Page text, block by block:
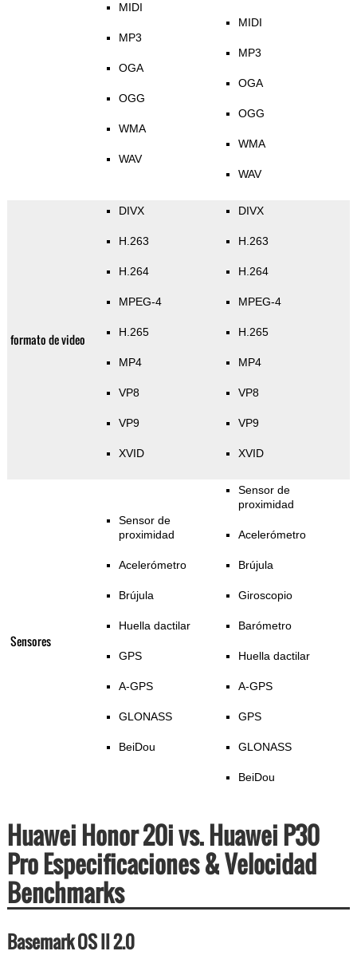
MIDI
MP3
OGA
OGG
WMA
WAV
MIDI
MP3
OGA
OGG
WMA
WAV
formato de video
DIVX
H.263
H.264
MPEG-4
H.265
MP4
VP8
VP9
XVID
DIVX
H.263
H.264
MPEG-4
H.265
MP4
VP8
VP9
XVID
Sensores
Sensor de
proximidad
Acelerómetro
Brújula
Huella dactilar
GPS
A-GPS
GLONASS
BeiDou
Sensor de
proximidad
Acelerómetro
Brújula
Giroscopio
Barómetro
Huella dactilar
A-GPS
GPS
GLONASS
BeiDou
Huawei Honor 20i vs. Huawei P30
Pro Especificaciones & Velocidad
Benchmarks
Basemark OS II 2.0